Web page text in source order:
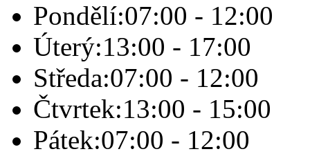
Pondělí:07:00 - 12:00
Úterý:13:00 - 17:00
Středa:07:00 - 12:00
Čtvrtek:13:00 - 15:00
Pátek:07:00 - 12:00